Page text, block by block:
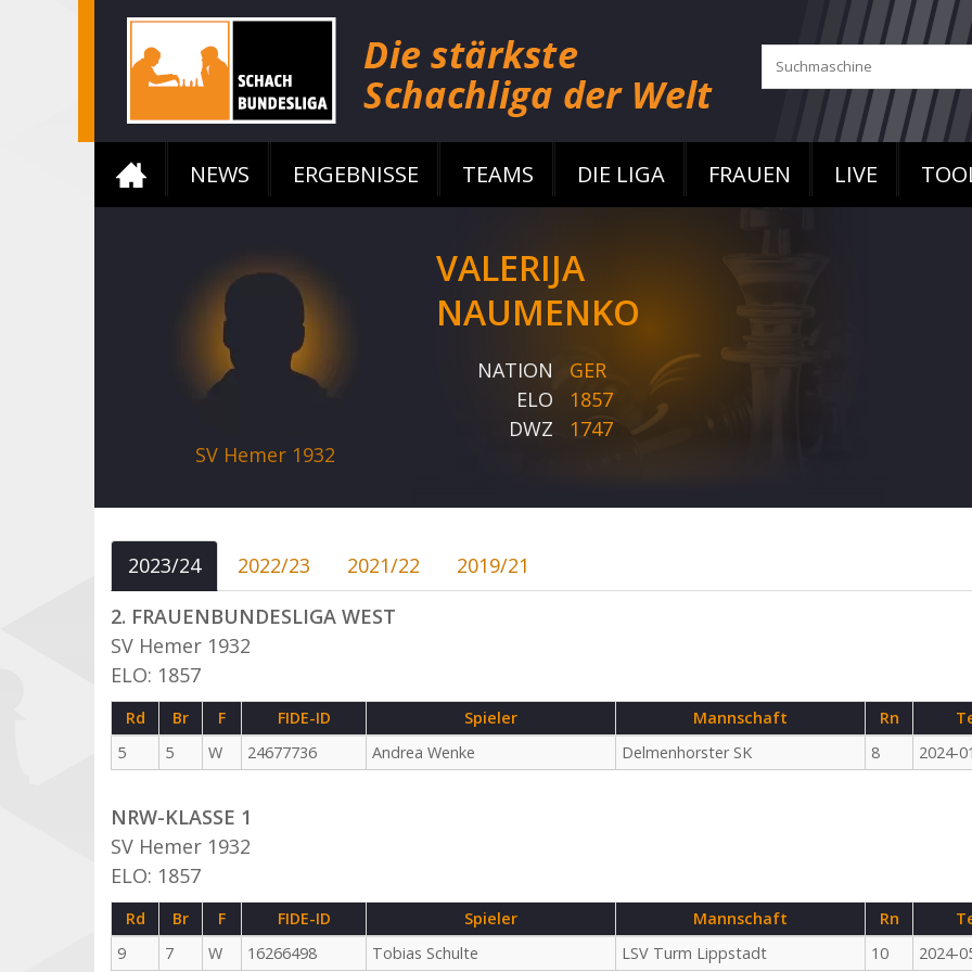
NEWS ERGEBNISSE TEAMS DIE LIGA FRAUEN LIVE
SV Hemer 1932
VALERIJA
NAUMENKO
NATION
GER
ELO
1857
DWZ
1747
2023/24 2022/23 2021/22
2019/21
2. FRAUENBUNDESLIGA WEST
SV Hemer 1932
ELO: 1857
Rd Br F FIDE-ID Spieler Mannschaft Rn
5
5 W 24677736 Andrea Wenke Delmenhorster SK 8 2024-
NRW-KLASSE 1
SV Hemer 1932
ELO: 1857
Rd Br F FIDE-ID Spieler Mannschaft Rn
9
7 W 16266498 Tobias Schulte LSV Turm Lippstadt 10 2024-